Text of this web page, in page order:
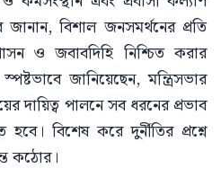
বিশাল জনসমর্থনের প্রতি
ও জবাবদিহি নিশ্চিত করার
স্পষ্টভাবে জানিয়েছেন, মন্ত্রিসভার
দায়িত্ব পালনে সব ধরনের প্রভাব
বিশেষ করে দুর্নীতির প্রশ্নে
কঠোর।